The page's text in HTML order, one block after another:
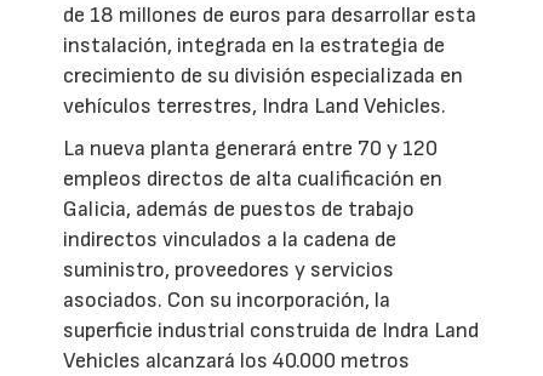
de 18 millones de euros para desarrollar esta
instalación, integrada en la estrategia de
crecimiento de su división especializada en
vehículos terrestres, Indra Land Vehicles.
La nueva planta generará entre 70 y 120
empleos directos de alta cualificación en
Galicia, además de puestos de trabajo
indirectos vinculados a la cadena de
suministro, proveedores y servicios
asociados. Con su incorporación, la
superficie industrial construida de Indra Land
Vehicles alcanzará los 40.000 metros